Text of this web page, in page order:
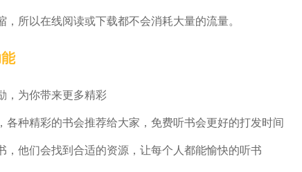
所以在线阅读或下载都不会消耗大量的流量。
，为你带来更多精彩
各种精彩的书会推荐给大家，免费听书会更好的打发时间
，他们会找到合适的资源，让每个人都能愉快的听书